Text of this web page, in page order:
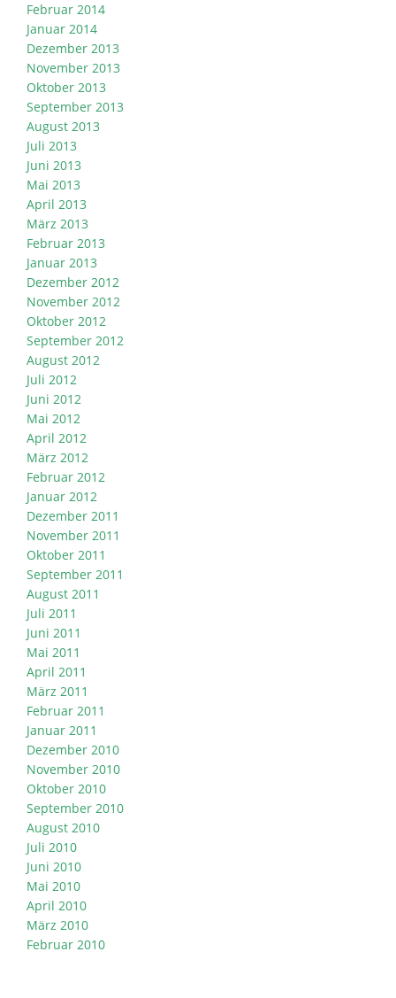
Februar 2014
Januar 2014
Dezember 2013
November 2013
Oktober 2013
September 2013
August 2013
Juli 2013
Juni 2013
Mai 2013
April 2013
März 2013
Februar 2013
Januar 2013
Dezember 2012
November 2012
Oktober 2012
September 2012
August 2012
Juli 2012
Juni 2012
Mai 2012
April 2012
März 2012
Februar 2012
Januar 2012
Dezember 2011
November 2011
Oktober 2011
September 2011
August 2011
Juli 2011
Juni 2011
Mai 2011
April 2011
März 2011
Februar 2011
Januar 2011
Dezember 2010
November 2010
Oktober 2010
September 2010
August 2010
Juli 2010
Juni 2010
Mai 2010
April 2010
März 2010
Februar 2010